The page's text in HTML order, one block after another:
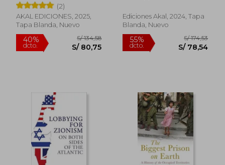
(2)
AKAL EDICIONES, 2025,
Tapa Blanda, Nuevo
Ediciones Akal, 2024, Tapa
Blanda, Nuevo